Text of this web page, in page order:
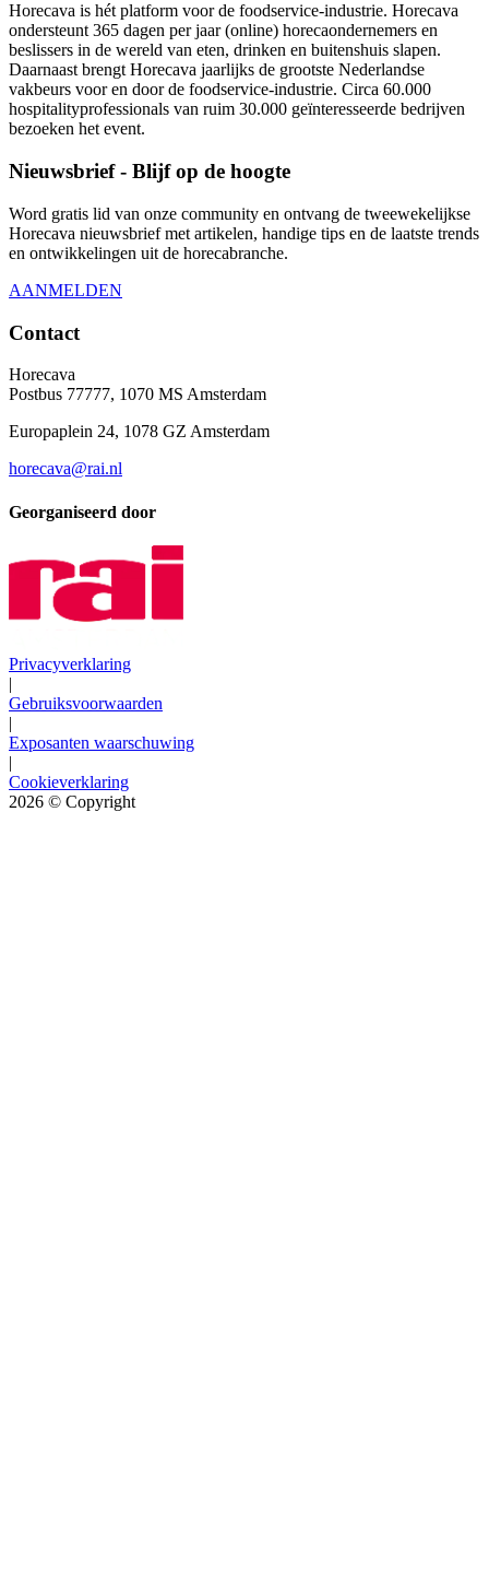
Horecava is hét platform voor de foodservice-industrie. Horecava
ondersteunt 365 dagen per jaar (online) horecaondernemers en
beslissers in de wereld van eten, drinken en buitenshuis slapen.
Daarnaast brengt Horecava jaarlijks de grootste Nederlandse
vakbeurs voor en door de foodservice-industrie. Circa 60.000
hospitalityprofessionals van ruim 30.000 geïnteresseerde bedrijven
bezoeken het event.
Nieuwsbrief - Blijf op de hoogte
Word gratis lid van onze community en ontvang de tweewekelijkse
Horecava nieuwsbrief met artikelen, handige tips en de laatste trends
en ontwikkelingen uit de horecabranche.
AANMELDEN
Contact
Horecava
Postbus 77777, 1070 MS Amsterdam
Europaplein 24, 1078 GZ Amsterdam
horecava@rai.nl
Georganiseerd door
Privacyverklaring
|
Gebruiksvoorwaarden
|
Exposanten waarschuwing
|
Cookieverklaring
2026 © Copyright